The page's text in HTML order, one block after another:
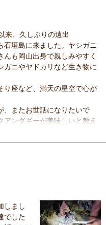
来、久しぶりの遠出
石垣島に来ました。ヤシガニ
も岡山出身で親しみやすく
ニやヤドカリなど生き物に
り座など、満天の星空で心が
、またお世話になりたいで
ンダギーが美味しいと教え
しまし
でした